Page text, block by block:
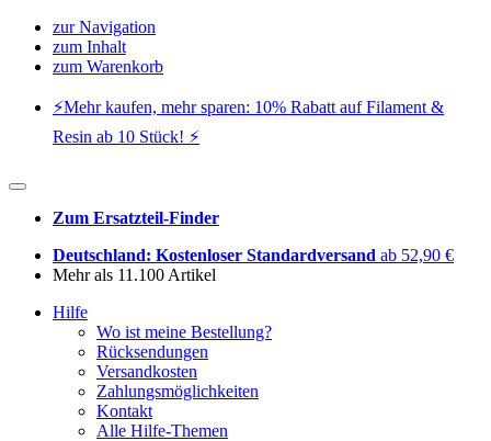
zur Navigation
zum Inhalt
zum Warenkorb
⚡️Mehr kaufen, mehr sparen: 10% Rabatt auf Filament &
Resin ab 10 Stück! ⚡️
Zum Ersatzteil-Finder
Deutschland: Kostenloser Standardversand ab 52,90 €
Mehr als 11.100 Artikel
Hilfe
Wo ist meine Bestellung?
Rücksendungen
Versandkosten
Zahlungsmöglichkeiten
Kontakt
Alle Hilfe-Themen